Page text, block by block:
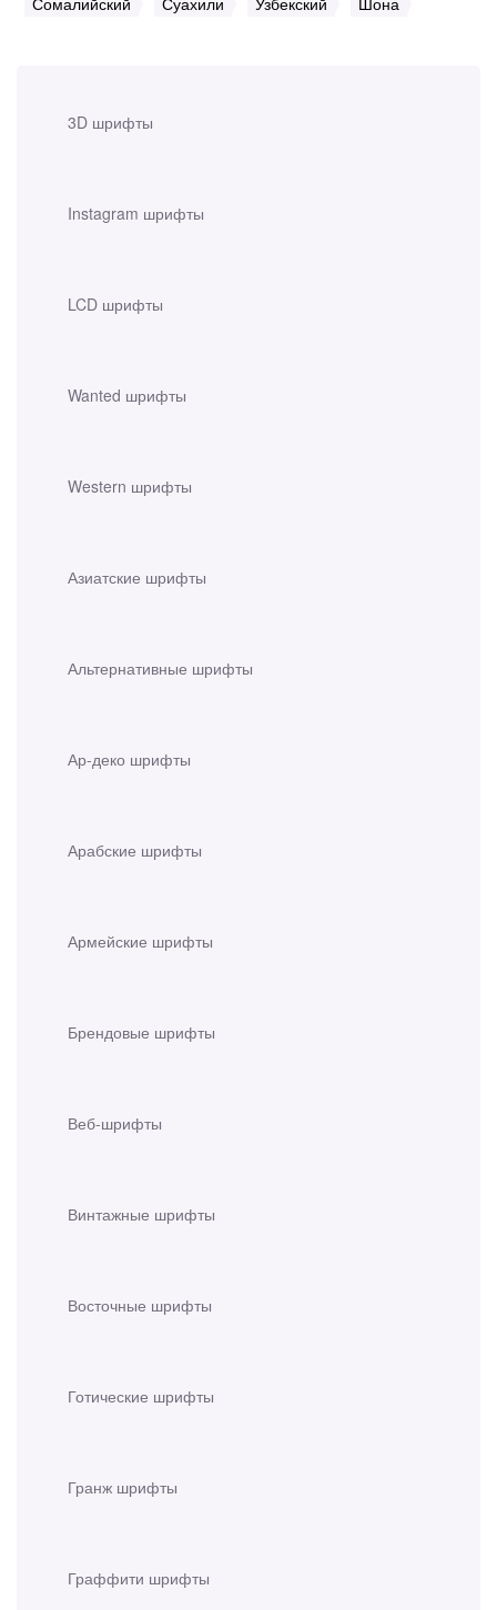
3D шрифты
Instagram шрифты
LCD шрифты
Wanted шрифты
Western шрифты
Азиатские шрифты
Альтернативные шрифты
Ар-деко шрифты
Арабские шрифты
Армейские шрифты
Брендовые шрифты
Веб-шрифты
Винтажные шрифты
Восточные шрифты
Готические шрифты
Гранж шрифты
Граффити шрифты